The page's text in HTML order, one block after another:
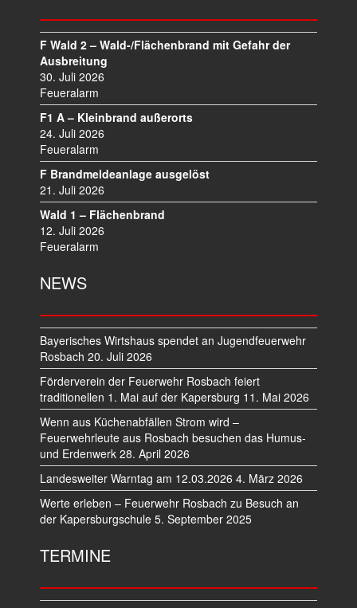
F Wald 2 – Wald-/Flächenbrand mit Gefahr der
Ausbreitung
30. Juli 2026
Feueralarm
F1 A – Kleinbrand außerorts
24. Juli 2026
Feueralarm
F Brandmeldeanlage ausgelöst
21. Juli 2026
Wald 1 – Flächenbrand
12. Juli 2026
Feueralarm
NEWS
Bayerisches Wirtshaus spendet an Jugendfeuerwehr
Rosbach 20. Juli 2026
Förderverein der Feuerwehr Rosbach feiert
traditionellen 1. Mai auf der Kapersburg 11. Mai 2026
Wenn aus Küchenabfällen Strom wird –
Feuerwehrleute aus Rosbach besuchen das Humus-
und Erdenwerk 28. April 2026
Landesweiter Warntag am 12.03.2026 4. März 2026
Werte erleben – Feuerwehr Rosbach zu Besuch an
der Kapersburgschule 5. September 2025
TERMINE